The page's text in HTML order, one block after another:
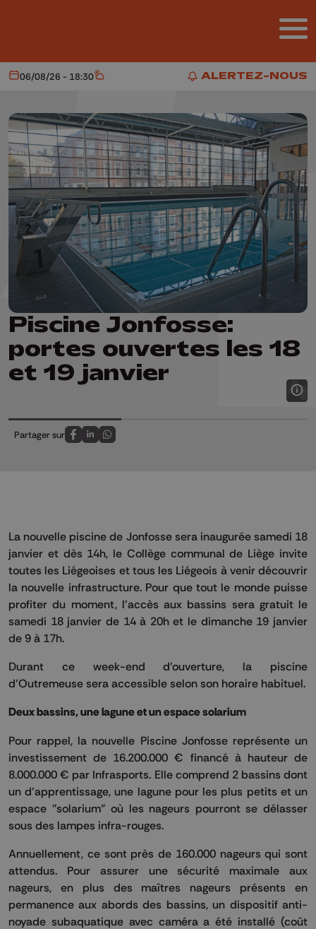
ALERTEZ-NOUS
ALERTEZ-NOUS
Aujourd'hui
06/08/26 - 18:30 Météo
Piscine Jonfosse:
portes ouvertes les 18
et 19 janvier
Partager sur
Partagez sur FaceBook
Partagez sur LinkedIn
Partagez sur Whatsapp
La nouvelle piscine de Jonfosse sera inaugurée samedi 18
janvier et dès 14h, le Collège communal de Liège invite
toutes les Liégeoises et tous les Liégeois à venir découvrir
la nouvelle infrastructure. Pour que tout le monde puisse
profiter du moment, l'accès aux bassins sera gratuit le
samedi 18 janvier de 14 à 20h et le dimanche 19 janvier
de 9 à 17h.
Durant ce week-end d’ouverture, la piscine
d’Outremeuse sera accessible selon son horaire habituel.
Deux bassins, une lagune et un espace solarium
Pour rappel, la nouvelle Piscine Jonfosse représente un
investissement de 16.200.000 € financé à hauteur de
8.000.000 € par Infrasports. Elle comprend 2 bassins dont
un d’apprentissage, une lagune pour les plus petits et un
espace "solarium" où les nageurs pourront se délasser
sous des lampes infra-rouges.
Annuellement, ce sont près de 160.000 nageurs qui sont
attendus. Pour assurer une sécurité maximale aux
nageurs, en plus des maîtres nageurs présents en
permanence aux abords des bassins, un dispositif anti-
noyade subaquatique avec caméra a été installé (coût